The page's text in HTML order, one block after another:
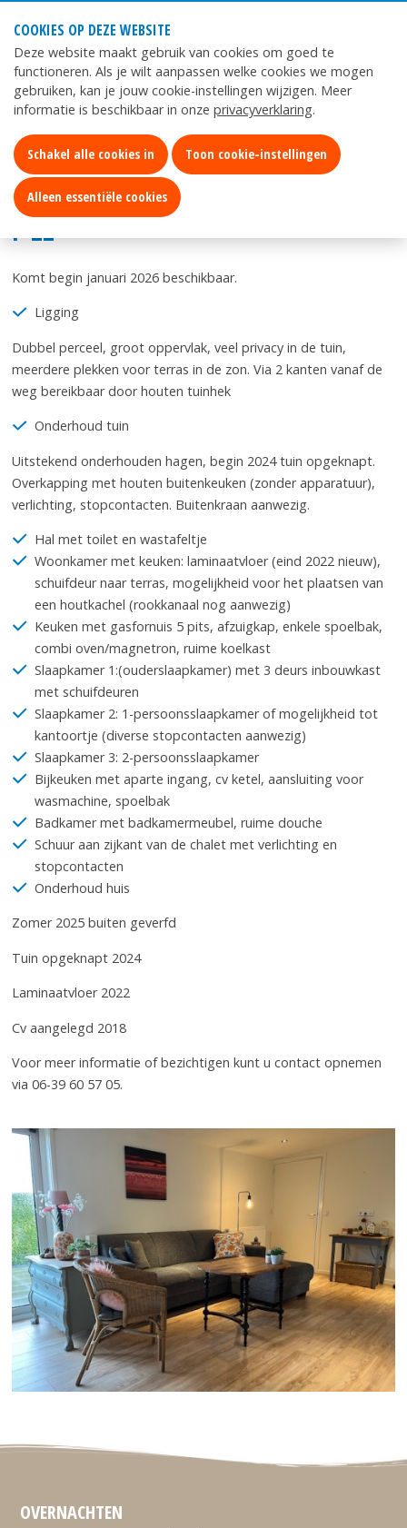
Mijn
Kurenpolder
App
Home Verblijf Verkoop accommodaties F-22
F-22
F-22
Komt begin januari 2026 beschikbaar.
Ligging
Dubbel perceel, groot oppervlak, veel privacy in de tuin,
meerdere plekken voor terras in de zon. Via 2 kanten vanaf de
weg bereikbaar door houten tuinhek
Onderhoud tuin
Uitstekend onderhouden hagen, begin 2024 tuin opgeknapt.
Overkapping met houten buitenkeuken (zonder apparatuur),
verlichting, stopcontacten. Buitenkraan aanwezig.
Hal met toilet en wastafeltje
Woonkamer met keuken: laminaatvloer (eind 2022 nieuw),
schuifdeur naar terras, mogelijkheid voor het plaatsen van
een houtkachel (rookkanaal nog aanwezig)
Keuken met gasfornuis 5 pits, afzuigkap, enkele spoelbak,
combi oven/magnetron, ruime koelkast
Slaapkamer 1:(ouderslaapkamer) met 3 deurs inbouwkast
met schuifdeuren
Slaapkamer 2: 1-persoonsslaapkamer of mogelijkheid tot
kantoortje (diverse stopcontacten aanwezig)
Slaapkamer 3: 2-persoonsslaapkamer
Bijkeuken met aparte ingang, cv ketel, aansluiting voor
wasmachine, spoelbak
Badkamer met badkamermeubel, ruime douche
Schuur aan zijkant van de chalet met verlichting en
stopcontacten
Onderhoud huis
Zomer 2025 buiten geverfd
Tuin opgeknapt 2024
Laminaatvloer 2022
Cv aangelegd 2018
Voor meer informatie of bezichtigen kunt u contact opnemen
via 06-39 60 57 05.
OVERNACHTEN
COOKIES OP DEZE WEBSITE
Deze website maakt gebruik van cookies om goed te
functioneren. Als je wilt aanpassen welke cookies we mogen
gebruiken, kan je jouw cookie-instellingen wijzigen. Meer
informatie is beschikbaar in onze privacyverklaring.
Schakel alle cookies in Toon cookie-instellingen
Alleen essentiële cookies